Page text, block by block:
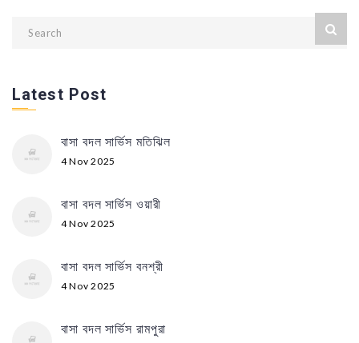
Latest Post
বাসা বদল সার্ভিস মতিঝিল
4 Nov 2025
বাসা বদল সার্ভিস ওয়ারী
4 Nov 2025
বাসা বদল সার্ভিস বনশ্রী
4 Nov 2025
বাসা বদল সার্ভিস রামপুরা